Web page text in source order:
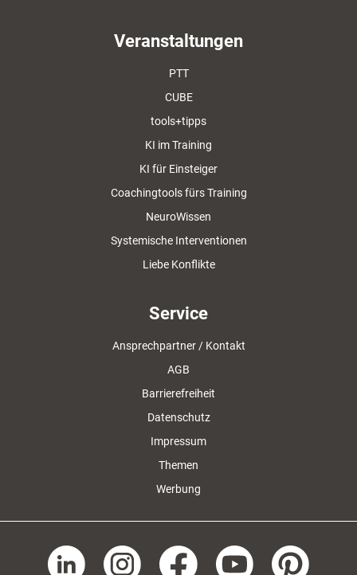
Veranstaltungen
PTT
CUBE
tools+tipps
KI im Training
KI für Einsteiger
Coachingtools fürs Training
NeuroWissen
Systemische Interventionen
Liebe Konflikte
Service
Ansprechpartner / Kontakt
AGB
Barrierefreiheit
Datenschutz
Impressum
Themen
Werbung